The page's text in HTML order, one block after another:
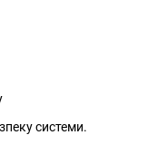
системи.